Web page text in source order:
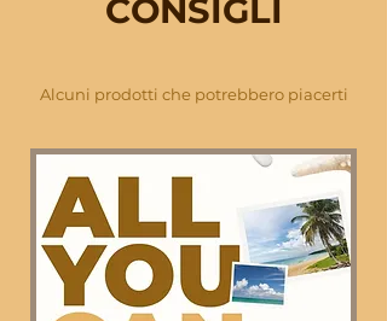
CONSIGLI
Alcuni prodotti che potrebbero piacerti